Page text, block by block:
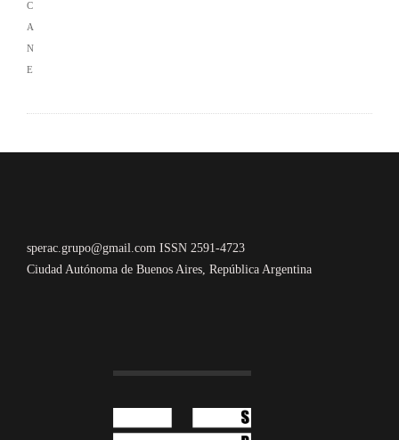
sperac.grupo@gmail.com ISSN 2591-4723
Ciudad Autónoma de Buenos Aires, República Argentina